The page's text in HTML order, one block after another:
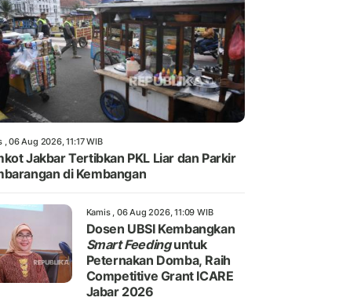
, 06 Aug 2026, 11:17 WIB
Jakbar Tertibkan PKL Liar dan Parkir
di Kembangan
Kamis , 06 Aug 2026, 11:09 WIB
Dosen UBSI Kembangkan
Smart Feedinguntuk
Peternakan Domba, Raih
Competitive Grant ICARE
Jabar 2026